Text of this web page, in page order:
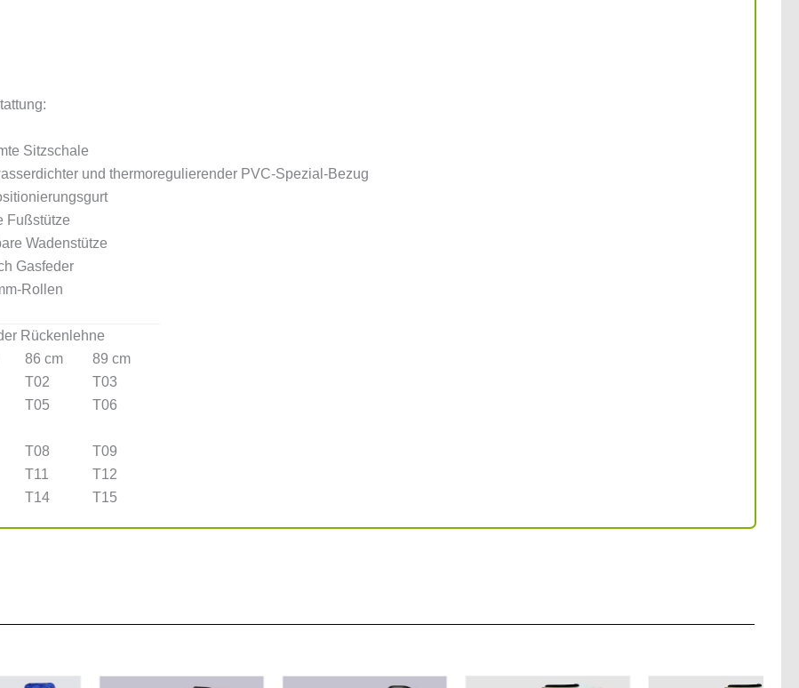
Sitzschale
und thermoregulierender PVC-Spezial-Bezug
Fußstütze
Wadenstütze
Gasfeder
Rollen
Rückenlehne
86 cm
89 cm
T02
T03
T05 T06
T08
T09
T11
T12
T14 T15